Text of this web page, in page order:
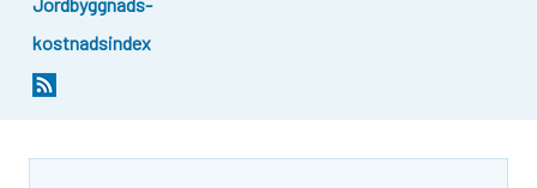
kostnadsindex